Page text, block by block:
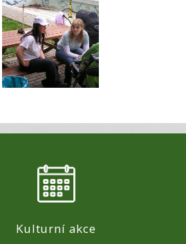
Kulturní akce